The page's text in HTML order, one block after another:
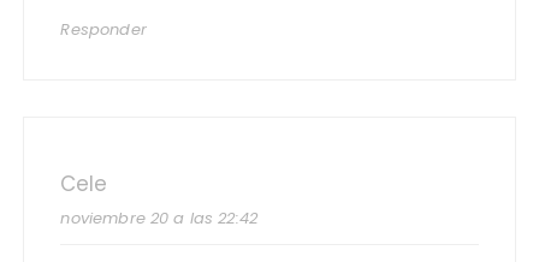
Responder
Cele
noviembre 20 a las 22:42